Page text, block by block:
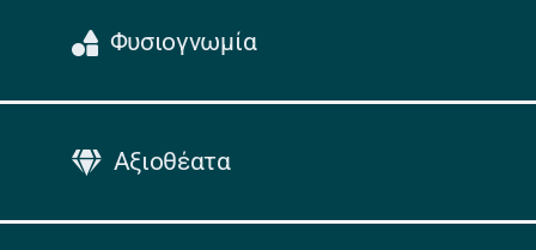
Φυσιογνωμία
Αξιοθέατα